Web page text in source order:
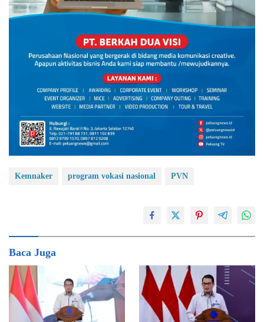
Kemnaker program vokasi nasional PVN
Baca Juga